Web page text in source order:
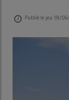
Publié le jeu 18/